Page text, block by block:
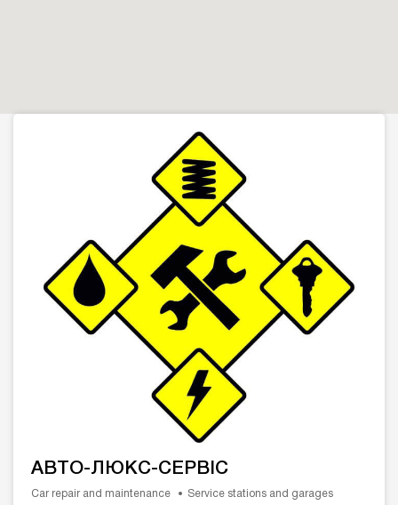
АВТО-ЛЮКС-СЕРВІС
Car repair and maintenance Service stations and garages